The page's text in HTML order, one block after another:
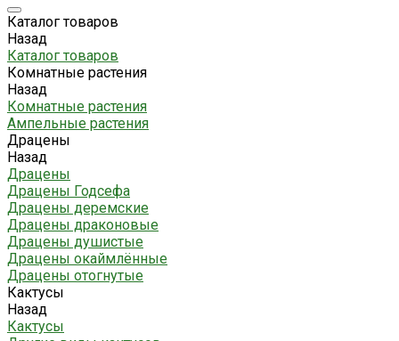
Каталог товаров
Назад
Каталог товаров
Комнатные растения
Назад
Комнатные растения
Ампельные растения
Драцены
Назад
Драцены
Драцены Годсефа
Драцены деремские
Драцены драконовые
Драцены душистые
Драцены окаймлённые
Драцены отогнутые
Кактусы
Назад
Кактусы